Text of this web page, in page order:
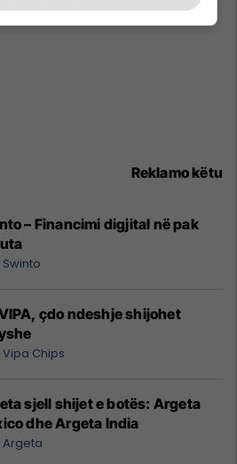
Reklamo këtu
– Financimi digjital në pak
Swinto
çdo ndeshje shijohet
Vipa Chips
sjell shijet e botës: Argeta
dhe Argeta India
Argeta